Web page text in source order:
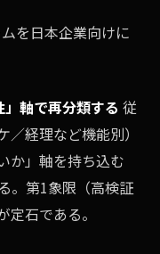
を日本企業向けに
軸で再分類する 従
経理など機能別）
か」軸を持ち込む
。第1象限（高検証
石である。